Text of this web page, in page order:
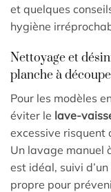
et quelques
hygiène
Nettoyage et
planche à
Pour les modèles
éviter le lave-
excessive risquent
Un lavage manuel
est idéal, suivi
propre pour